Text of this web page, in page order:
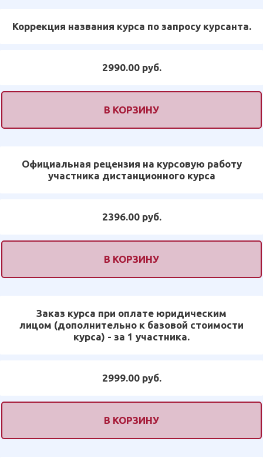
Коррекция названия курса по запросу курсанта.
2990.00 руб.
В КОРЗИНУ
Официальная рецензия на курсовую работу
участника дистанционного курса
2396.00 руб.
В КОРЗИНУ
Заказ курса при оплате юридическим
лицом (дополнительно к базовой стоимости
курса) - за 1 участника.
2999.00 руб.
В КОРЗИНУ